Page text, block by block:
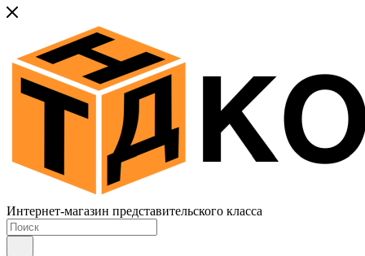
Интернет-магазин представительского класса